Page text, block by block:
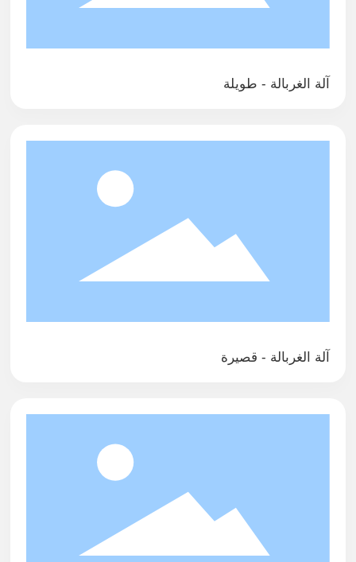
آلة الغربالة - طويلة
آلة الغربالة - قصيرة